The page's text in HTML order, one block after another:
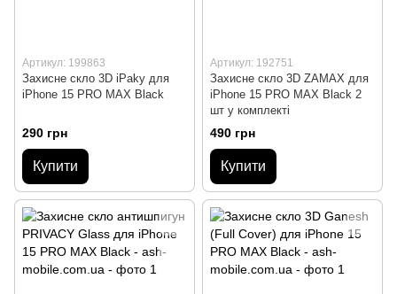
Артикул: 199863
Захисне скло 3D iPaky для
iPhone 15 PRO MAX Black
290 грн
Купити
Артикул: 192751
Захисне скло 3D ZAMAX для
iPhone 15 PRO MAX Black 2
шт у комплекті
490 грн
Купити